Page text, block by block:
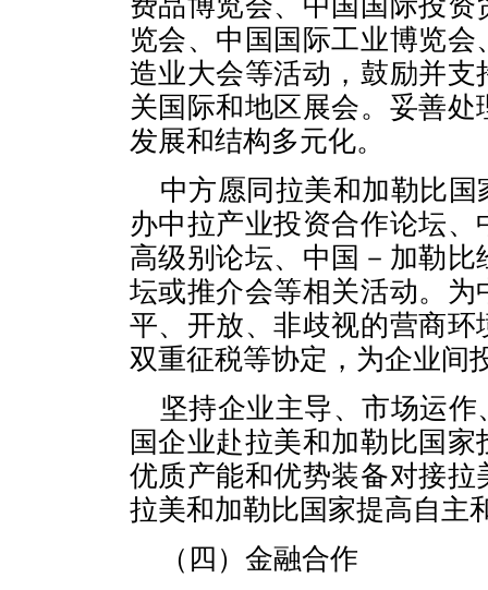
览会、中国国际工业博览
造业大会等活动，鼓励并
关国际和地区展会。妥善
发展和结构多元化。
中方愿同拉美和加勒比
办中拉产业投资合作论坛
高级别论坛、中国－加勒
坛或推介会等相关活动。
平、开放、非歧视的营商
双重征税等协定，为企业间
坚持企业主导、市场运
国企业赴拉美和加勒比国
优质产能和优势装备对接
拉美和加勒比国家提高自主
（四）金融合作